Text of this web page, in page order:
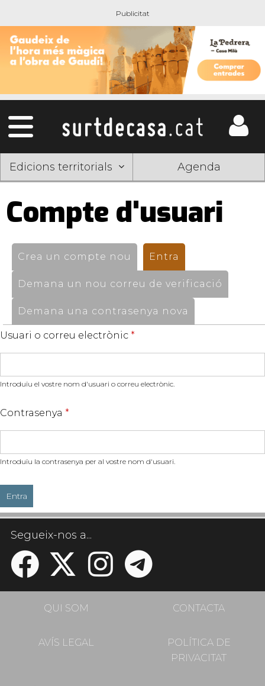
Edicions territorials Agenda
Compte d'usuari
Pestanyes
primàries
Crea un compte nou Entra
Demana un nou correu de verificació
Demana una contrasenya nova
Usuari o correu electrònic *
Introduïu el vostre nom d'usuari o correu electrònic.
Contrasenya *
Introduïu la contrasenya per al vostre nom d'usuari.
Segueix-nos a...
QUI SOM CONTACTA
AVÍS LEGAL
POLÍTICA DE
PRIVACITAT